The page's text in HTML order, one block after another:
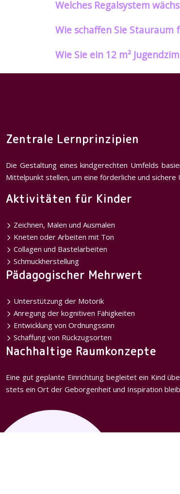
Welches Regalsystem
Wie schaffen Sie Stauraum
Wie Sie ein 12 m²
Zentrale Lernprinzipien
Die Gestaltung eines kindgerechten Umfelds
Mittelpunkt stellen, um eine förderliche und sichere
Aktivitäten für Kinder
Zeichnen, Malen und Ausmalen
Kneten oder Arbeiten mit Ton
Collagen und Bastelarbeiten
Schmuckherstellung
Pädagogischer Mehrwert
Unterstützung der Motorik
Anregung der kognitiven Fähigkeiten
Entwicklung von Ordnungssinn
Schaffung von Rückzugsorten
Nachhaltige Raumkonzepte
Eine gut geplante Einrichtung begleitet ein Kind
stets ein Ort der Geborgenheit und Inspiration